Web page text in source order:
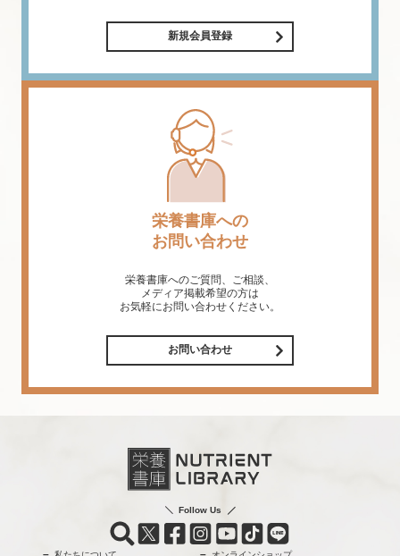
新規会員登録
栄養書庫への
お問い合わせ
栄養書庫へのご質問、ご相談、
メディア掲載希望の方は
お気軽にお問い合わせください。
お問い合わせ
Follow Us